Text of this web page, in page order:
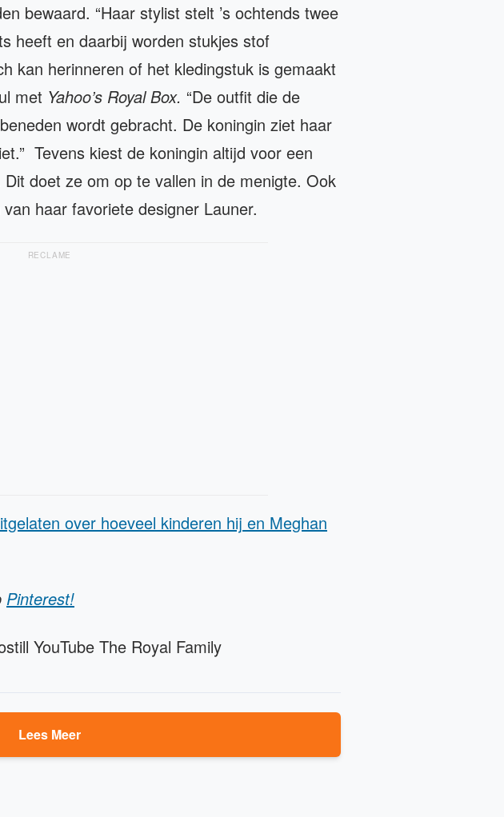
bewaard. “Haar stylist stelt ’s ochtends twee
heeft en daarbij worden stukjes stof
kan herinneren of het kledingstuk is gemaakt
met Yahoo’s Royal Box. “De outfit die de
wordt gebracht. De koningin ziet haar
Tevens kiest de koningin altijd voor een
doet ze om op te vallen in de menigte. Ook
haar favoriete designer Launer.
RECLAME
over hoeveel kinderen hij en Meghan
Pinterest!
YouTube The Royal Family
Lees Meer